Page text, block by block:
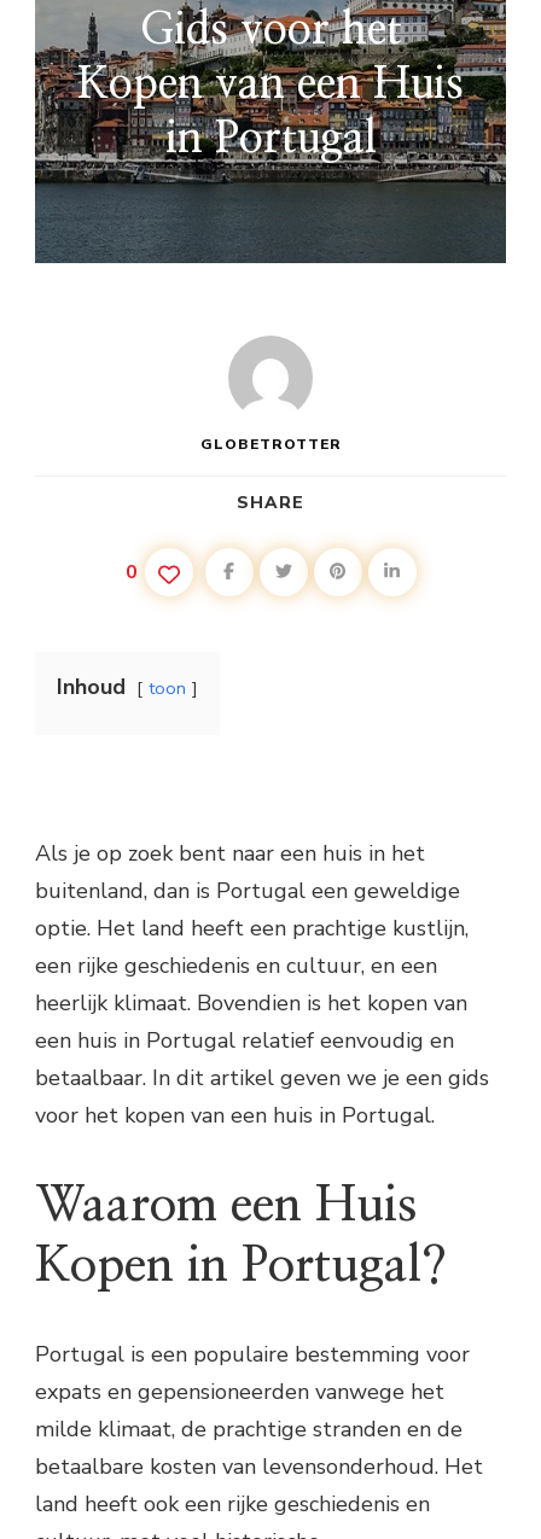
Gids voor het
Kopen van een Huis
in Portugal
GLOBETROTTER
SHARE
0
Inhoud toon
Als je op zoek bent naar een huis in het
buitenland, dan is Portugal een geweldige
optie. Het land heeft een prachtige kustlijn,
een rijke geschiedenis en cultuur, en een
heerlijk klimaat. Bovendien is het kopen van
een huis in Portugal relatief eenvoudig en
betaalbaar. In dit artikel geven we je een gids
voor het kopen van een huis in Portugal.
Waarom een Huis
Kopen in Portugal?
Portugal is een populaire bestemming voor
expats en gepensioneerden vanwege het
milde klimaat, de prachtige stranden en de
betaalbare kosten van levensonderhoud. Het
land heeft ook een rijke geschiedenis en